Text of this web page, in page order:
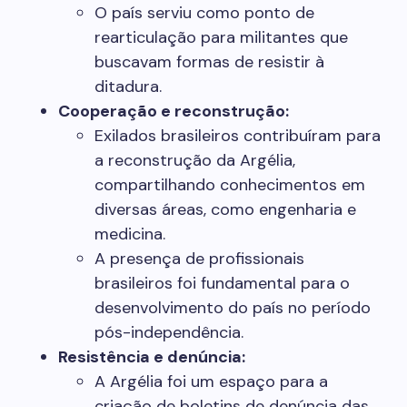
O país serviu como ponto de
rearticulação para militantes que
buscavam formas de resistir à
ditadura.
Cooperação e reconstrução:
Exilados brasileiros contribuíram para
a reconstrução da Argélia,
compartilhando conhecimentos em
diversas áreas, como engenharia e
medicina.
A presença de profissionais
brasileiros foi fundamental para o
desenvolvimento do país no período
pós-independência.
Resistência e denúncia:
A Argélia foi um espaço para a